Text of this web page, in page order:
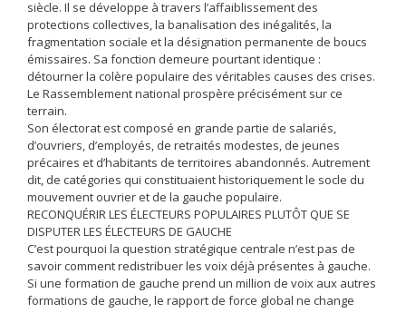
siècle. Il se développe à travers l’affaiblissement des
protections collectives, la banalisation des inégalités, la
fragmentation sociale et la désignation permanente de boucs
émissaires. Sa fonction demeure pourtant identique :
détourner la colère populaire des véritables causes des crises.
Le Rassemblement national prospère précisément sur ce
terrain.
Son électorat est composé en grande partie de salariés,
d’ouvriers, d’employés, de retraités modestes, de jeunes
précaires et d’habitants de territoires abandonnés. Autrement
dit, de catégories qui constituaient historiquement le socle du
mouvement ouvrier et de la gauche populaire.
RECONQUÉRIR LES ÉLECTEURS POPULAIRES PLUTÔT QUE SE
DISPUTER LES ÉLECTEURS DE GAUCHE
C’est pourquoi la question stratégique centrale n’est pas de
savoir comment redistribuer les voix déjà présentes à gauche.
Si une formation de gauche prend un million de voix aux autres
formations de gauche, le rapport de force global ne change